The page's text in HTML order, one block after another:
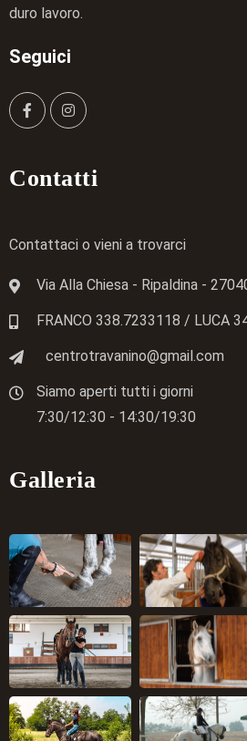
duro lavoro.
Seguici
Contatti
Contattaci o vieni a trovarci
Via Alla Chiesa - Ripaldina -
FRANCO 338.7233118 / LUCA
centrotravanino@gmail.com
Siamo aperti tutti i giorni
7:30/12:30 - 14:30/19:30
Galleria